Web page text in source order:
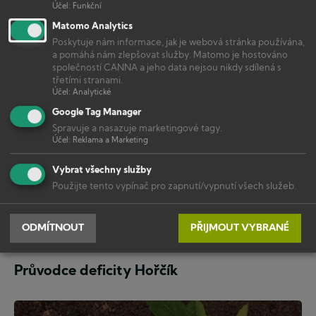
Železo
životně
důležitý
zvířata
rostliny.
Průvodce deficity Železo
Hořčík
je
součástí
Deficity
Průvodce deficity Hořčík
Deficity
Účel: Funkční
Matomo Analytics
Poskytuje nám informace, jak je webová stránka používána,
a pomáhá nám zlepšovat služby. Matomo je hostováno
společností CANNA a jeho data nejsou nikdy sdílená s
třetími stranami.
Účel : Analytické
Google Tag Manager
Spravuje a nasazuje marketingové tagy.
Účel : Reklama a Marketing
Vybrat všechny služby
Použijte tento vypínač pro zapnutí/vypnutí všech služeb.
ODMÍTNOUT PŘIJMOUT VYBRANÉ